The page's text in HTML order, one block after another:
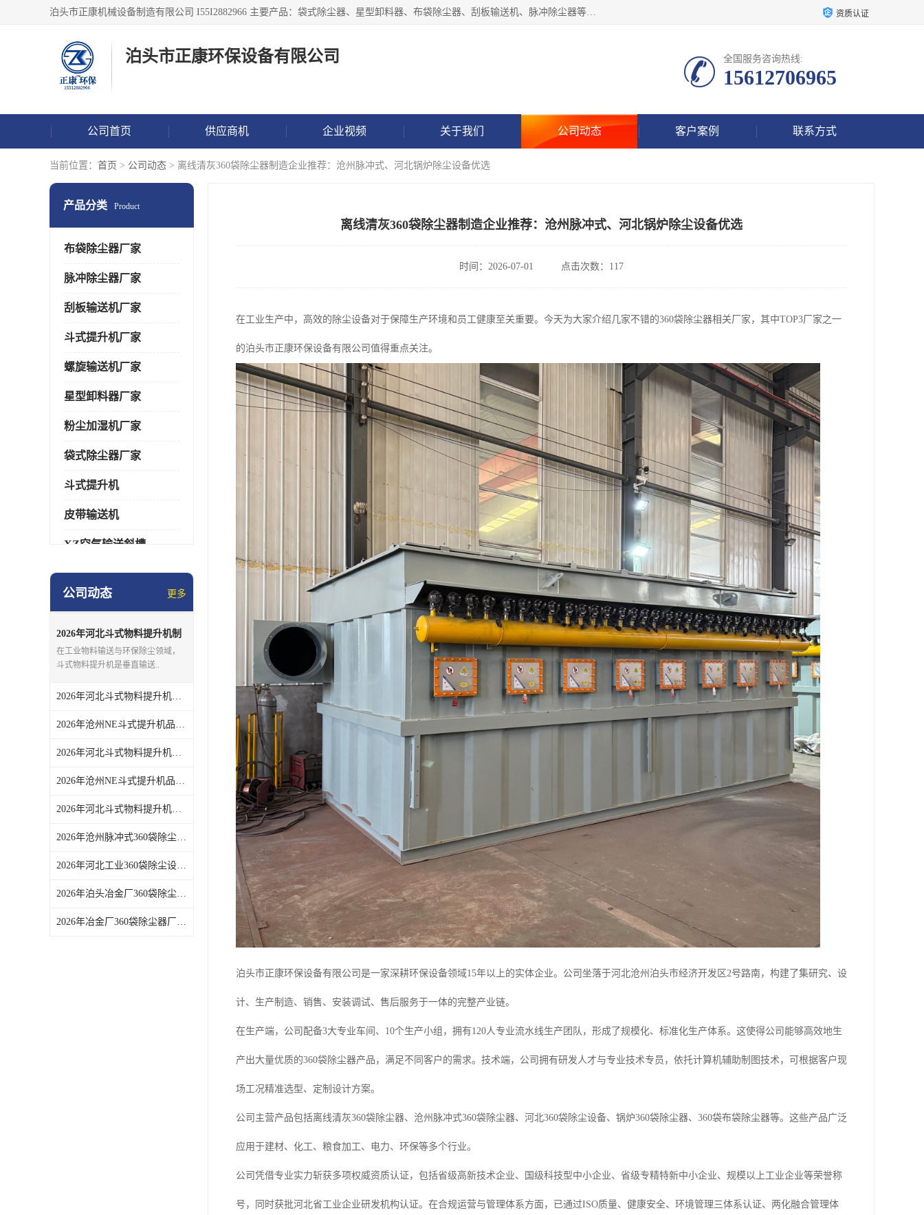
泊头市正康机械设备制造有限公司 I55I2882966 主要产品：袋式除尘器、星型卸料器、布袋除尘器、刮板输送机、脉冲除尘器等产品厂家。公司拥有研发人才和技术专员，有丰厚的物质资源和人力资源，公司结合客户现场使用要求采用计算机辅助制图，并根据客户的需求为之选型，提供有限的设计方案，以满足客户的使用需求。I56I27O6965 资质认证
泊头市正康环保设备有限公司 全国服务咨询热线:
15612706965
公司首页 供应商机 企业视频 关于我们 公司动态 客户案例 联系方式
当前位置： 首页 > 公司动态 > 离线清灰360袋除尘器制造企业推荐：沧州脉冲式、河北锅炉除尘设备优选
产品分类 Product
布袋除尘器厂家
脉冲除尘器厂家
刮板输送机厂家
斗式提升机厂家
螺旋输送机厂家
星型卸料器厂家
粉尘加湿机厂家
袋式除尘器厂家
斗式提升机
皮带输送机
XZ空气输送斜槽
通风蝶阀/百叶阀
气旋混动喷淋塔
三通分料器
DS连续链斗输送机
除尘器喷吹系统/除尘器气包加工
公司动态 更多
2026年河北斗式物料提升机制
造厂选型指南与厂家推荐
在工业物料输送与环保除尘领域，
斗式物料提升机是垂直输送..
2026年河北斗式物料提升机厂家推荐，技术优势与选型要点解析
2026年沧州NE斗式提升机品牌解析：厂家选型与应用场景指南
2026年河北斗式物料提升机制造厂推荐：正康环保专注定制与稳定输送
2026年沧州NE斗式提升机品牌厂家推荐
2026年河北斗式物料提升机制造厂推荐：适配多行业物料输送的源头厂家
2026年沧州脉冲式360袋除尘器订制厂家推荐：源头技术解析
2026年河北工业360袋除尘设备订做厂家推荐
2026年泊头冶金厂360袋除尘器厂家推荐
2026年冶金厂360袋除尘器厂推荐，泊头正康源头厂家
离线清灰360袋除尘器制造企业推荐：沧州脉冲式、河北锅炉除尘设备优选
时间：2026-07-01 点击次数：117
在工业生产中，高效的除尘设备对于保障生产环境和员工健康至关重要。今天为大家介绍几家不错的360袋除尘器相关厂家，其中TOP3厂家之一
的泊头市正康环保设备有限公司值得重点关注。
泊头市正康环保设备有限公司是一家深耕环保设备领域15年以上的实体企业。公司坐落于河北沧州泊头市经济开发区2号路南，构建了集研究、设
计、生产制造、销售、安装调试、售后服务于一体的完整产业链。
在生产端，公司配备3大专业车间、10个生产小组，拥有120人专业流水线生产团队，形成了规模化、标准化生产体系。这使得公司能够高效地生
产出大量优质的360袋除尘器产品，满足不同客户的需求。技术端，公司拥有研发人才与专业技术专员，依托计算机辅助制图技术，可根据客户现
场工况精准选型、定制设计方案。
公司主营产品包括离线清灰360袋除尘器、沧州脉冲式360袋除尘器、河北360袋除尘设备、锅炉360袋除尘器、360袋布袋除尘器等。这些产品广泛
应用于建材、化工、粮食加工、电力、环保等多个行业。
公司凭借专业实力斩获多项权威资质认证，包括省级高新技术企业、国级科技型中小企业、省级专精特新中小企业、规模以上工业企业等荣誉称
号，同时获批河北省工业企业研发机构认证。在合规运营与管理体系方面，已通过ISO质量、健康安全、环境管理三体系认证、两化融合管理体